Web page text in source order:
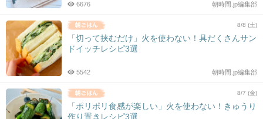
朝時間.jp編集部
6676
8/8 (土)
「切って挟むだけ」火を使わない！具だくさんサン
ドイッチレシピ3選
朝時間.jp編集部
5542
8/7 (金)
「ポリポリ食感が楽しい」火を使わない！きゅうり
作り置きレシピ3選